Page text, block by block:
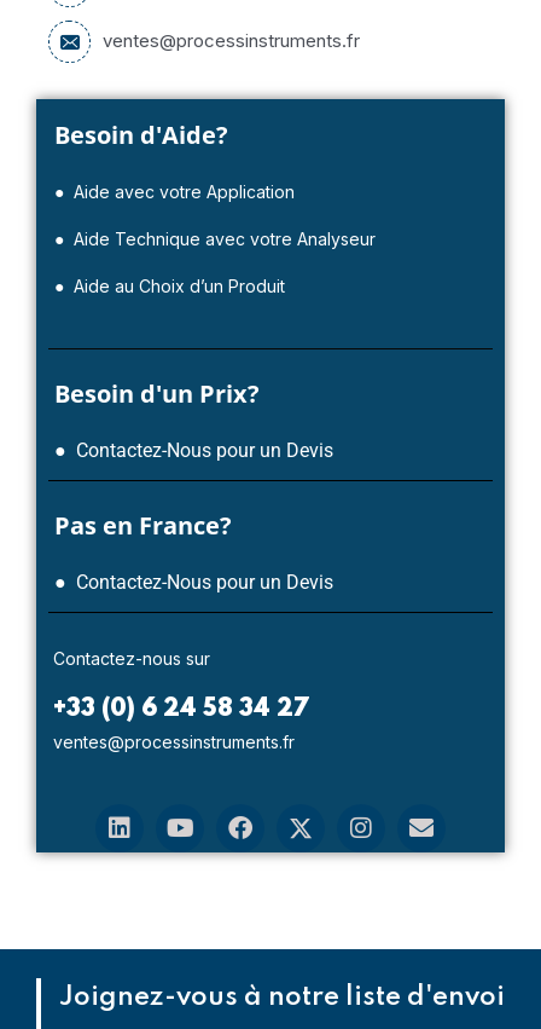
ventes@processinstruments.fr
Besoin d'Aide?
● Aide avec votre Application
● Aide Technique avec votre Analyseur
● Aide au Choix d’un Produit
Besoin d'un Prix?
● Contactez-Nous pour un Devis
Pas en France?
● Contactez-Nous pour un Devis
Contactez-nous sur
+33 (0) 6 24 58 34 27
ventes@processinstruments.fr
Joignez-vous à notre liste d'envoi